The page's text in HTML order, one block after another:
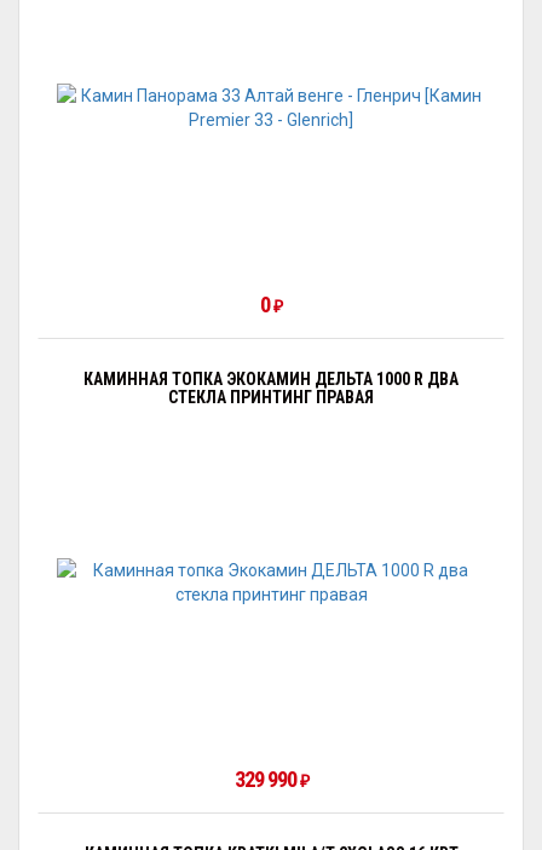
0₽
КАМИННАЯ ТОПКА ЭКОКАМИН ДЕЛЬТА 1000 R ДВА
СТЕКЛА ПРИНТИНГ ПРАВАЯ
329 990₽